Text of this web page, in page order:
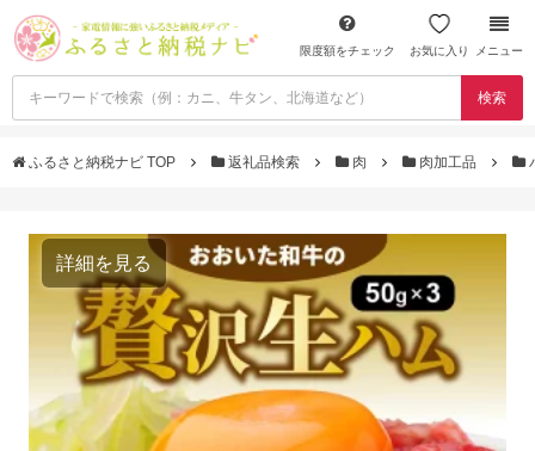
限度額をチェック お気に入り メニュー
検索
ふるさと納税ナビ TOP 返礼品検索 肉 肉加工品
詳細を見る